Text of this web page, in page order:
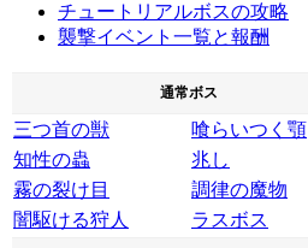
チュートリアルボスの攻略
襲撃イベント一覧と報酬
通常ボス
三つ首の獣
喰らいつく顎
知性の蟲
兆し
霧の裂け目
調律の魔物
闇駆ける狩人
ラスボス